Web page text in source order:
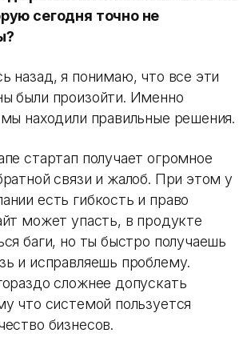
сегодня точно не
назад, я понимаю, что все эти
были произойти. Именно
находили правильные решения.
стартап получает огромное
связи и жалоб. При этом у
есть гибкость и право
может упасть, в продукте
баги, но ты быстро получаешь
и исправляешь проблему.
сложнее допускать
что системой пользуется
бизнесов.